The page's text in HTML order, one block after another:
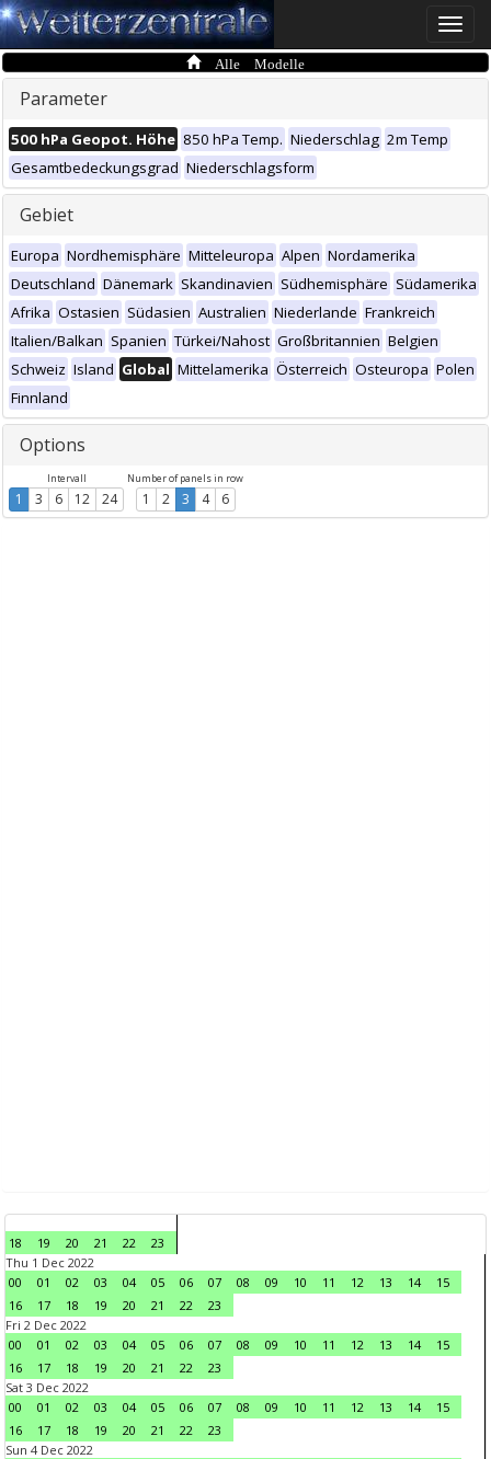
Toggle
Alle Modelle
Parameter
500 hPa Geopot. Höhe 850 hPa Temp. Niederschlag 2m Temp
Gesamtbedeckungsgrad Niederschlagsform
Gebiet
Europa Nordhemisphäre Mitteleuropa Alpen Nordamerika
Deutschland Dänemark Skandinavien Südhemisphäre Südamerika
Afrika Ostasien Südasien Australien Niederlande Frankreich
Italien/Balkan Spanien Türkei/Nahost Großbritannien Belgien
Schweiz Island Global Mittelamerika Österreich Osteuropa Polen
Finnland
Options
Intervall
1 3 6 12 24
Number of panels in row
1 2 3 4 6
18 19 20 21 22
23
Thu 1 Dec 2022
00
01 02 03 04 05 06 07 08 09 10 11 12 13 14
15
16
17 18 19 20 21 22
23
Fri 2 Dec 2022
00
01 02 03 04 05 06 07 08 09 10 11 12 13 14
15
16
17 18 19 20 21 22
23
Sat 3 Dec 2022
00
01 02 03 04 05 06 07 08 09 10 11 12 13 14
15
16
17 18 19 20 21 22
23
Sun 4 Dec 2022